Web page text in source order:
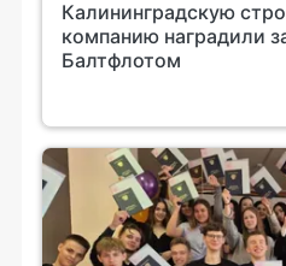
Калининградскую
компанию наградили
Балтфлотом